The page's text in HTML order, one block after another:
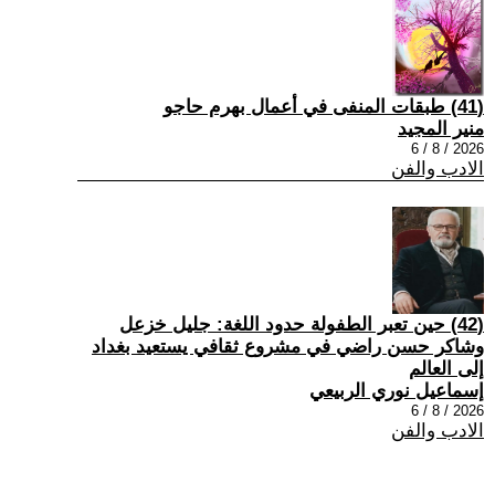
(41) طبقات المنفى في أعمال بهرم حاجو
منير المجيد
2026 / 8 / 6
الادب والفن
(42) حين تعبر الطفولة حدود اللغة: جليل خزعل
وشاكر حسن راضي في مشروع ثقافي يستعيد بغداد
إلى العالم
إسماعيل نوري الربيعي
2026 / 8 / 6
الادب والفن